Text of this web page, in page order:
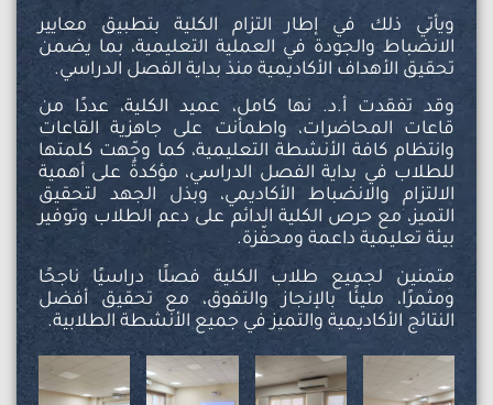
ويأتي ذلك في إطار التزام الكلية بتطبيق معايير
الانضباط والجودة في العملية التعليمية، بما يضمن
تحقيق الأهداف الأكاديمية منذ بداية الفصل الدراسي.
وقد تفقدت أ.د. نها كامل، عميد الكلية، عددًا من
قاعات المحاضرات، واطمأنت على جاهزية القاعات
وانتظام كافة الأنشطة التعليمية، كما وجّهت كلمتها
للطلاب في بداية الفصل الدراسي، مؤكدةً على أهمية
الالتزام والانضباط الأكاديمي، وبذل الجهد لتحقيق
التميز، مع حرص الكلية الدائم على دعم الطلاب وتوفير
بيئة تعليمية داعمة ومحفّزة.
متمنين لجميع طلاب الكلية فصلًا دراسيًا ناجحًا
ومثمرًا، مليئًا بالإنجاز والتفوق، مع تحقيق أفضل
النتائج الأكاديمية والتميز في جميع الأنشطة الطلابية.